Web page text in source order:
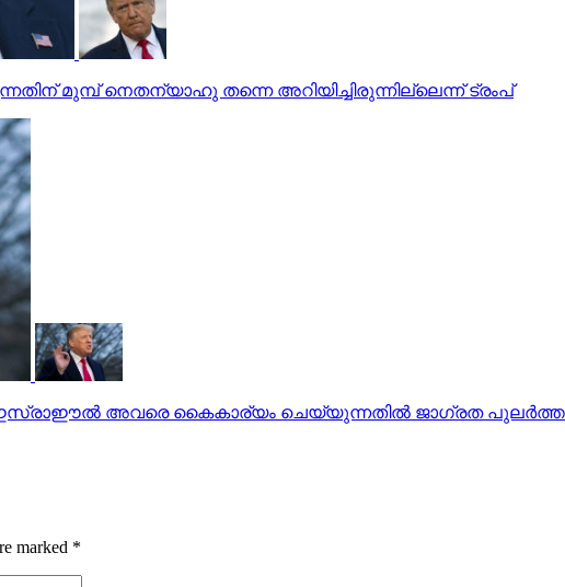
മുമ്പ് നെതന്യാഹു തന്നെ അറിയിച്ചിരുന്നില്ലെന്ന് ട്രംപ്
അവരെ കൈകാര്യം ചെയ്യുന്നതില്‍ ജാഗ്രത
marked *